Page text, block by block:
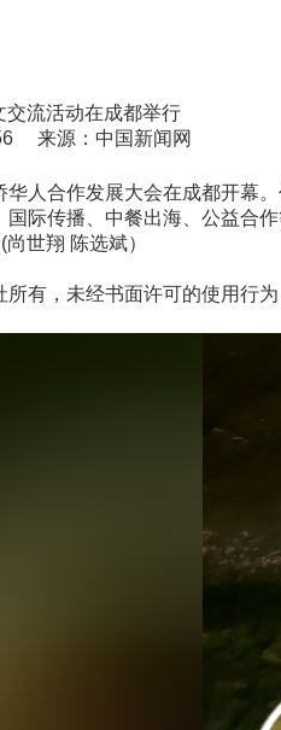
交流活动在成都举行
来源：中国新闻网
合作发展大会在成都开幕。
传播、中餐出海、公益合作
世翔 陈选斌）
有，未经书面许可的使用行